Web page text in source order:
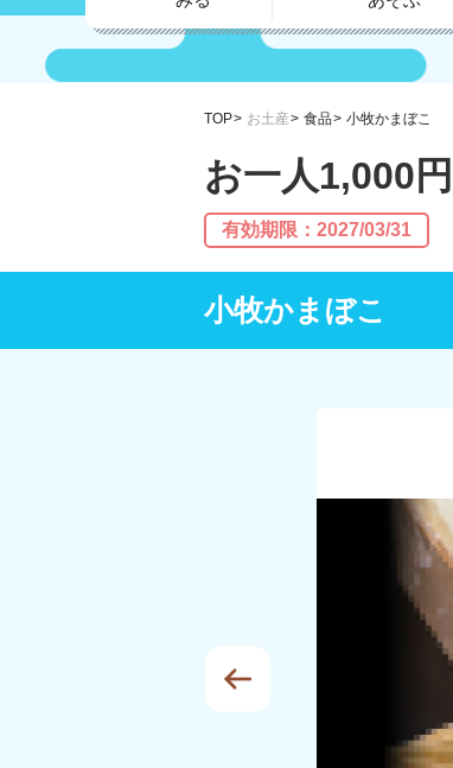
TOP お土産 食品 小牧かまぼこ
お一人1,000
有効期限：2027/03/31
小牧かまぼこ